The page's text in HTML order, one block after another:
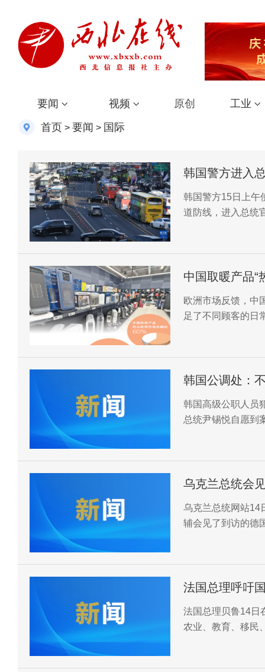
要闻 视频 原创 工业
首页 > 要闻 > 国际
韩国警方进入
韩国警方15日上午
道防线，进入总统
中国取暖产品“
欧洲市场反馈，中
足了不同顾客的日
韩国公调处：
韩国高级公职人员
总统尹锡悦自愿到
乌克兰总统会
乌克兰总统网站14
辅会见了到访的德
法国总理呼吁
法国总理贝鲁14日
农业、教育、移民